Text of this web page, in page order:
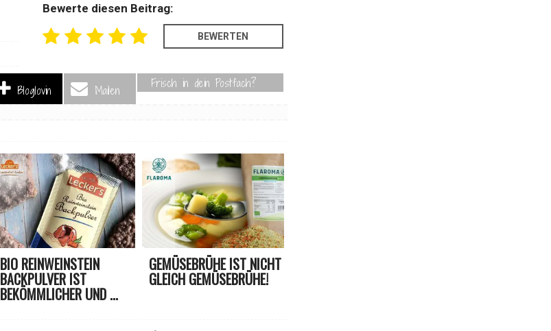
Bewerte diesen Beitrag:
Bloglovin Mailen Frisch in dein Postfach?
BIO REINWEINSTEIN
BACKPULVER IST
BEKÖMMLICHER UND ...
GEMÜSEBRÜHE IST NICHT
GLEICH GEMÜSEBRÜHE!